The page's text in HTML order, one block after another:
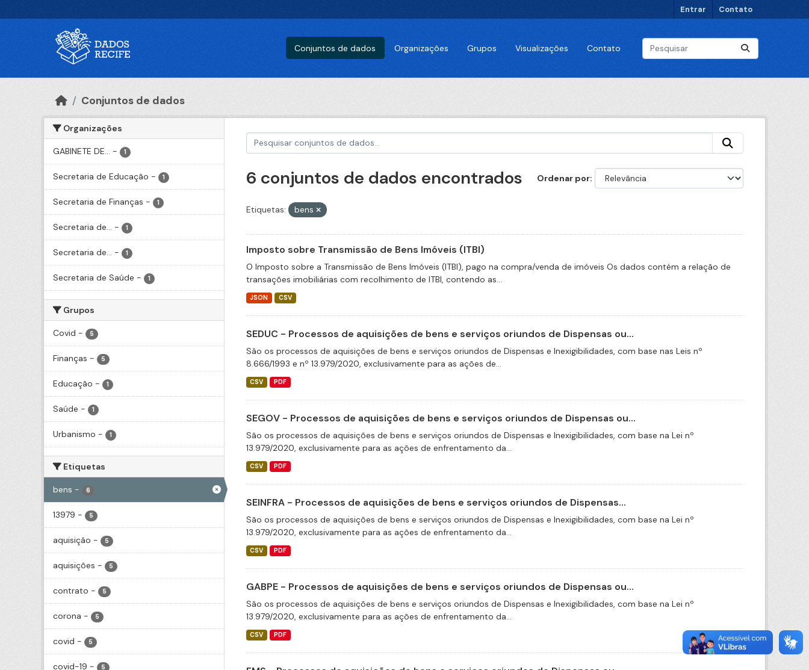
Entrar Contato
Conjuntos de dados Organizações Grupos Visualizações Contato
Conjuntos de dados
Organizações
GABINETE DE... - 1
Secretaria de Educação - 1
Secretaria de Finanças - 1
Secretaria de... - 1
Secretaria de... - 1
Secretaria de Saúde - 1
Grupos
Covid - 5
Finanças - 5
Educação - 1
Saúde - 1
Urbanismo - 1
Etiquetas
bens - 6
13979 - 5
aquisição - 5
aquisições - 5
contrato - 5
corona - 5
covid - 5
covid-19 - 5
Ordenar por
6 conjuntos de dados encontrados
Etiquetas: bens
Imposto sobre Transmissão de Bens Imóveis (ITBI)
O Imposto sobre a Transmissão de Bens Imóveis (ITBI), pago na compra/venda de imóveis Os dados contém a relação de
transações imobiliárias com recolhimento de ITBI, contendo as...
JSON CSV
SEDUC - Processos de aquisições de bens e serviços oriundos de Dispensas ou...
São os processos de aquisições de bens e serviços oriundos de Dispensas e Inexigibilidades, com base nas Leis nº
8.666/1993 e nº 13.979/2020, exclusivamente para as ações de...
CSV PDF
SEGOV - Processos de aquisições de bens e serviços oriundos de Dispensas ou...
São os processos de aquisições de bens e serviços oriundos de Dispensas e Inexigibilidades, com base na Lei nº
13.979/2020, exclusivamente para as ações de enfrentamento da...
CSV PDF
SEINFRA - Processos de aquisições de bens e serviços oriundos de Dispensas...
São os processos de aquisições de bens e serviços oriundos de Dispensas e Inexigibilidades, com base na Lei nº
13.979/2020, exclusivamente para as ações de enfrentamento da...
CSV PDF
GABPE - Processos de aquisições de bens e serviços oriundos de Dispensas ou...
São os processos de aquisições de bens e serviços oriundos de Dispensas e Inexigibilidades, com base na Lei nº
13.979/2020, exclusivamente para as ações de enfrentamento da...
CSV PDF